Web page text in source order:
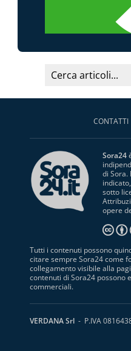
CONTATTI
Sora24
di Sora.
sotto
opere
Tutti i contenuti possono
citare sempre Sora24 come
collegamento visibile alla
contenuti di Sora24 possono
commerciali.
VERDANA Srl - P.IVA